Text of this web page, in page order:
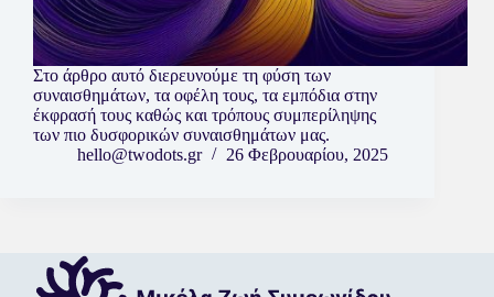
Στο άρθρο αυτό διερευνούμε τη φύση των
συναισθημάτων, τα οφέλη τους, τα εμπόδια στην
έκφρασή τους καθώς και τρόπους συμπερίληψης
των πιο δυσφορικών συναισθημάτων μας.
hello@twodots.gr
26 Φεβρουαρίου, 2025